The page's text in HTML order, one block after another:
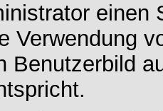
einen
Verwendung
Benutzerbild